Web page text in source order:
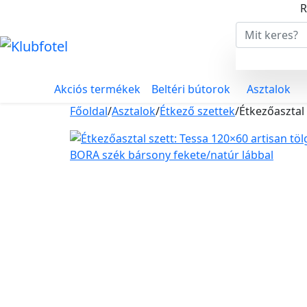
Akciós termékek Beltéri bútorok
Asztalok
Főoldal/Asztalok/Étkező szettek/